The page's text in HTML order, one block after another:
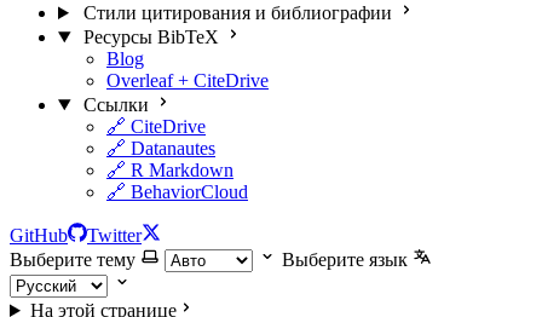
Стили цитирования и библиографии
Ресурсы BibTeX
Blog
Overleaf + CiteDrive
Ссылки
🔗 CiteDrive
🔗 Datanautes
🔗 R Markdown
🔗 BehaviorCloud
GitHub
Twitter
Выберите тему
Выберите язык
На этой странице